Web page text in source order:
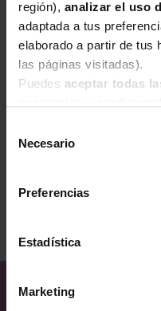
región), analizar el uso
adaptada a tus
elaborado a partir de tus
las páginas visitadas).
Puedes aceptar todas
Necesario
Preferencias
Estadística
Marketing
HANKY PANKY
Culotte encaje Hanky
39,00 € 35,10
TAMBIÉN